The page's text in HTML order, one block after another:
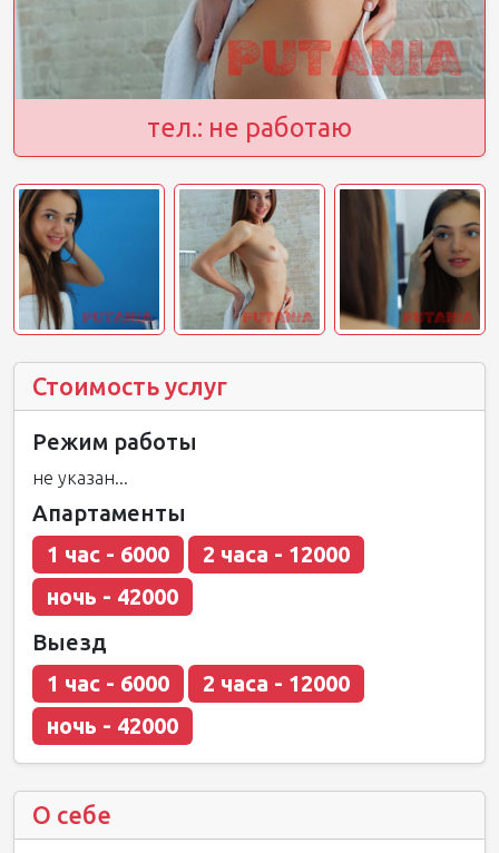
тел.: не работаю
Стоимость услуг
Режим работы
не указан...
Апартаменты
1 час - 6000
2 часа - 12000
ночь - 42000
Выезд
1 час - 6000
2 часа - 12000
ночь - 42000
О себе